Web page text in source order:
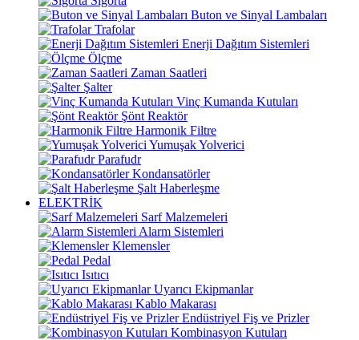
Buton ve Sinyal Lambaları
Trafolar
Enerji Dağıtım Sistemleri
Ölçme
Zaman Saatleri
Şalter
Vinç Kumanda Kutuları
Şönt Reaktör
Harmonik Filtre
Yumuşak Yolverici
Parafudr
Kondansatörler
Şalt Haberleşme
ELEKTRİK
Sarf Malzemeleri
Alarm Sistemleri
Klemensler
Pedal
Isıtıcı
Uyarıcı Ekipmanlar
Kablo Makarası
Endüstriyel Fiş ve Prizler
Kombinasyon Kutuları